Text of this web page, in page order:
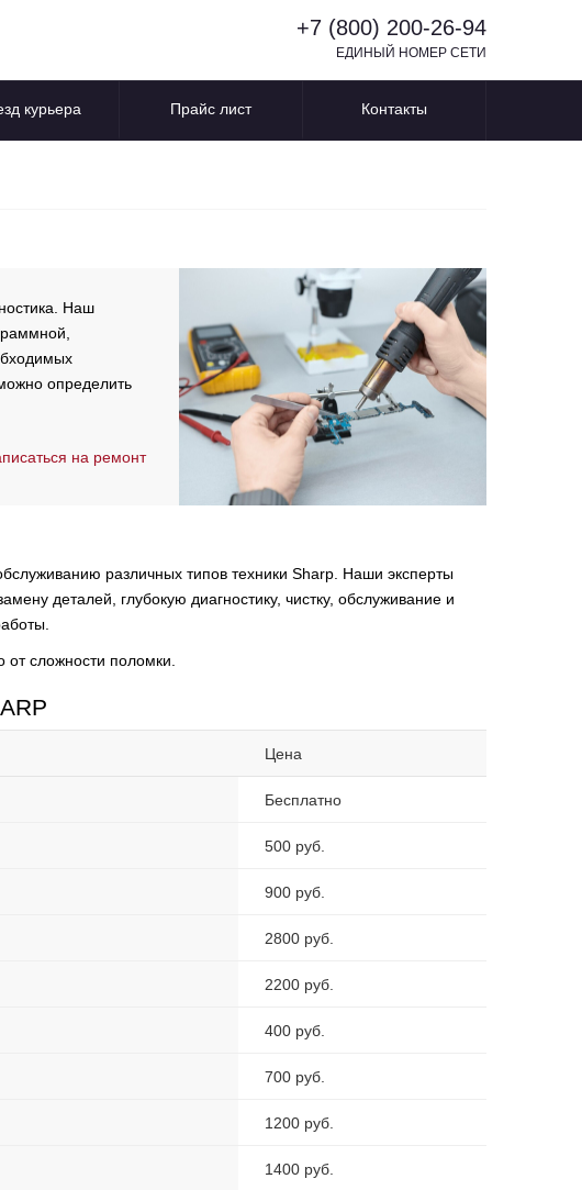
+7 (800) 200-26-94
ЕДИНЫЙ НОМЕР СЕТИ
курьера Прайс лист Контакты
Наш
определить
на ремонт
различных типов техники Sharp. Наши эксперты
деталей, глубокую диагностику, чистку, обслуживание и
сложности поломки.
Цена
Бесплатно
500 руб.
900 руб.
2800 руб.
2200 руб.
400 руб.
700 руб.
1200 руб.
1400 руб.